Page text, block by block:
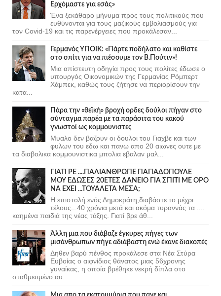
Ερχόμαστε για εσάς»
Ένα ξεκάθαρο μήνυμα προς τους πολιτικούς που
ευθύνονται για τους μαζικούς εμβολιασμούς για
τον Covid-19 και τις παρενέργειες που προκάλεσαν...
Γερμανός ΥΠΟΙΚ: «Πάρτε ποδήλατο και καθίστε
στο σπίτι για να πιέσουμε τον Β.Πούτιν»!
Μια απίστευτη οδηγία προς τους πολίτες έδωσε ο
υπουργός Οικονομικών της Γερμανίας Ρόμπερτ
Χάμπεκ, καθώς τους ζήτησε να περιορίσουν την
κατα...
Πάρα την «θεϊκή» βροχή ορδες δούλοι πήγαν στο
σύνταγμα παρέα με τα παράσιτα του κακού
γνωστοί ως κομμουνιστες
Μυαλο δεν βαζουν οι δουλοι του Γιαχβε και των
φυλων του εδω και πανω απο 20 αιωνες ουτε με
τα διαβολικα κομμουνιστικα μπολια εβαλαν μαλ...
ΓΙΑΤΙ ΡΕ ....ΠΑΛΙΑΝΘΡΩΠΕ ΠΑΠΑΔΟΠΟΥΛΕ
ΜΟΥ ΕΔΩΣΕΣ 20ΕΤΕΣ ΔΑΝΕΙΟ ΓΙΑ ΣΠΙΤΙ ΜΕ ΟΡΟ
ΝΑ ΕΧΕΙ ...ΤΟΥΑΛΕΤΑ ΜΕΣΑ;
Η επιστολή ενός Δημοκράτη,διαβάστε το μέχρι
τέλους...40 χρόνια μετά και ακόμα τυραννάς τα ....
καημένα παιδιά της νέας τάξης. Γιατί βρε άθ...
Άλλη μια που διάβαζε έγκυρες πήγες των
μισάνθρωπων πήγε αδιάβαστη ενώ έκανε διακοπές
Δηθεν βαρύ πένθος προκάλεσε στα Νέα Στύρα
Ευβοίας ο αιφνίδιος θάνατος μιας 56χρονης
γυναίκας, η οποία βρέθηκε νεκρή δίπλα στο
σταθμευμένο αυ...